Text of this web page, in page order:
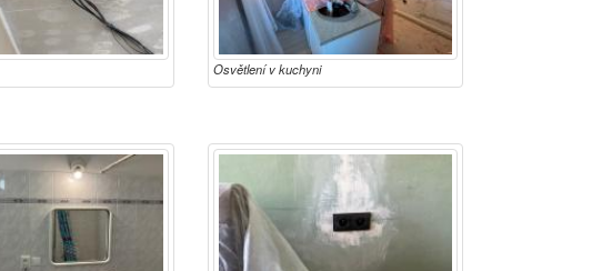
Osvětlení v kuchyni